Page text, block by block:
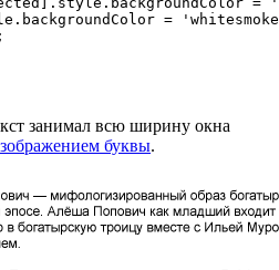
=
занимал всю ширину окна
буквы.